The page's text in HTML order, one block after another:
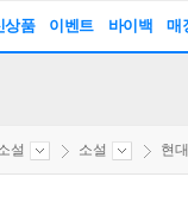
상품 이벤트 바이백 매
설 소설 현